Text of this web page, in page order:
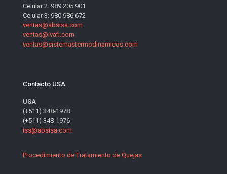
Celular 2: 989 205 901
Celular 3: 980 986 672
ventas@absisa.com
ventas@ivafi.com
ventas@sistemastermodinamicos.com
Contacto USA
USA
(+511) 348-1978
(+511) 348-1976
iss@absisa.com
Procedimiento de Tratamiento de Quejas